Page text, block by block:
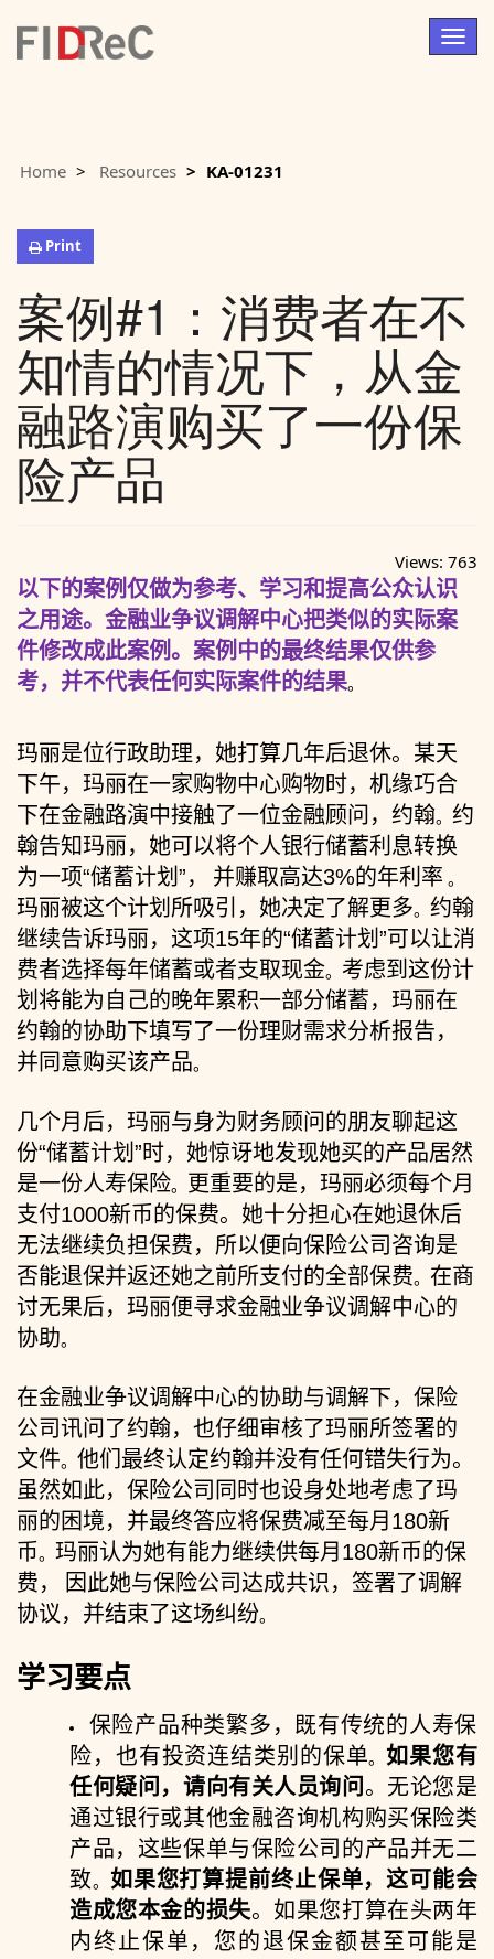
Home Resources KA-01231
Print
案例#1：消费者在不
知情的情况下，从金
融路演购买了一份保
险产品
Views: 763
以下的案例仅做为参考、学习和提高公众认识
之用途。金融业争议调解中心把类似的实际案
件修改成此案例。案例中的最终结果仅供参
考，并不代表任何实际案件的结果。
玛丽是位行政助理，她打算几年后退休。某天
下午，玛丽在一家购物中心购物时，机缘巧合
下在金融路演中接触了一位金融顾问，约翰。 约
翰告知玛丽，她可以将个人银行储蓄利息转换
为一项“储蓄计划 ”， 并赚取高达3%的年利率 。
玛丽被这个计划所吸引，她决定了解更多。 约翰
继续告诉玛丽，这项15年的“储蓄计划”可以让消
费者选择每年储蓄或者支取现金。 考虑到这份计
划将能为自己的晚年累积一部分储蓄，玛丽在
约翰的协助下填写了一份理财需求分析报告，
并同意购买该产品。
几个月后，玛丽与身为财务顾问的朋友聊起这
份“储蓄计划”时，她惊讶地发现她买的产品居然
是一份人寿保险。 更重要的是，玛丽必须每个月
支付1000新币的保费。她十分担心在她退休后
无法继续负担保费，所以便向保险公司咨询是
否能退保并返还她之前所支付的全部保费。 在商
讨无果后，玛丽便寻求金融业争议调解中心的
协助。
在金融业争议调解中心的协助与调解下，保险
公司讯问了约翰，也仔细审核了玛丽所签署的
文件。 他们最终认定约翰并没有任何错失行为。
虽然如此，保险公司同时也设身处地考虑了玛
丽的困境，并最终答应将保费减至每月 180新
币。 玛丽认为她有能力继续供每月 180新币的保
费，
因此她与保险公司达成共识，签署了调解
协议，并结束了这场纠纷。
学习要点
保险产品种类繁多，既有传统的人寿保
险，也有投资连结类别的保单。 如果您有
任何疑问，请向有关人员询问 。无论您是
通过银行或其他金融咨询机构购买保险类
产品，这些保单与保险公司的产品并无二
致。 如果您打算提前终止保单，这可能会
造成您本金的损失。如果您打算在头两年
内终止保单，您的退保金额甚至可能是